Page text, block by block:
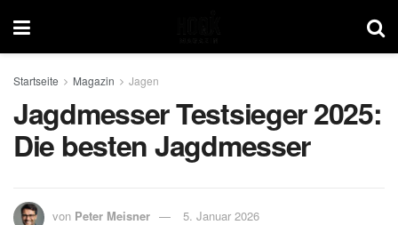
Startseite Magazin Jagen
Jagdmesser Testsieger 2025:
Die besten Jagdmesser
von Peter Meisner 5. Januar 2026